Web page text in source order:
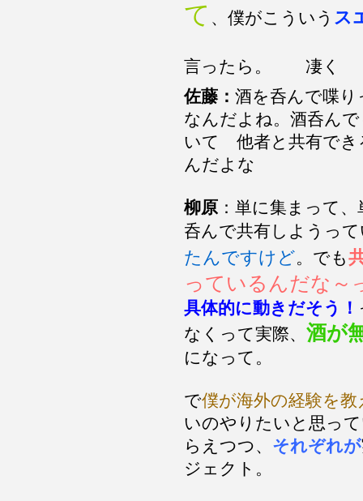
て 、僕がこういう ス
言ったら。 凄く
佐藤： 酒を呑んで喋
なんだよね。酒呑ん
いて 他者と共有でき
んだよな
柳原 ：単に集まって
呑んで共有しようっ
たんですけど。でも
っているんだな～
具体的に動きだそう！
なくって実際、 酒が
になって。
で僕が海外の経験を教
いのやりたいと思っ
らえつつ、 それぞれが
ジェクト。